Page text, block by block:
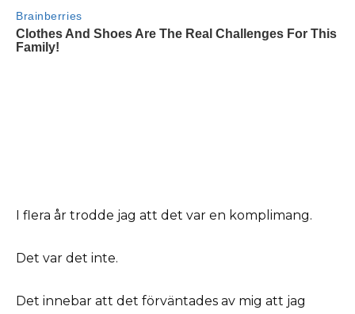
I flera år trodde jag att det var en komplimang.
Det var det inte.
Det innebar att det förväntades av mig att jag